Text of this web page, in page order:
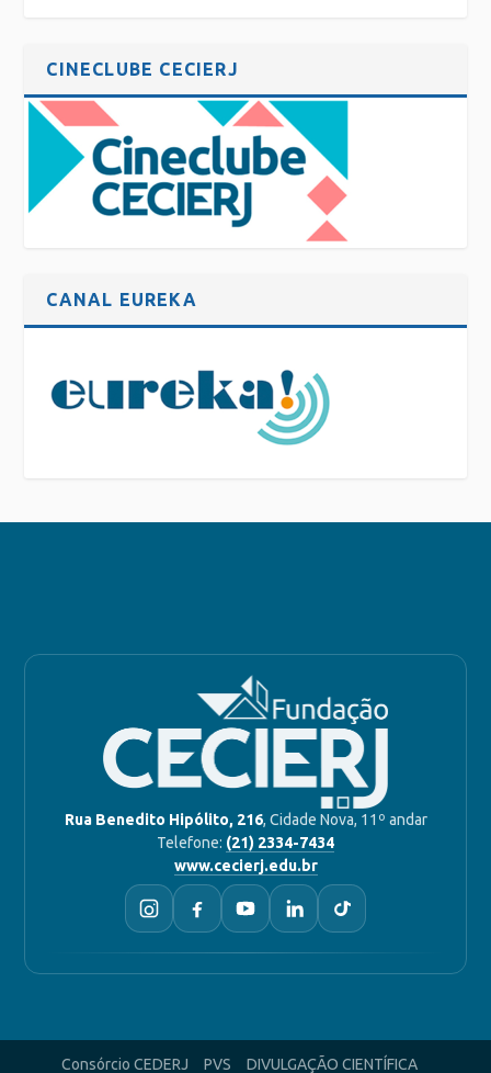
CINECLUBE CECIERJ
CANAL EUREKA
Rua Benedito Hipólito, 216, Cidade Nova, 11º andar
Telefone: (21) 2334-7434
www.cecierj.edu.br
Consórcio CEDERJ PVS DIVULGAÇÃO CIENTÍFICA